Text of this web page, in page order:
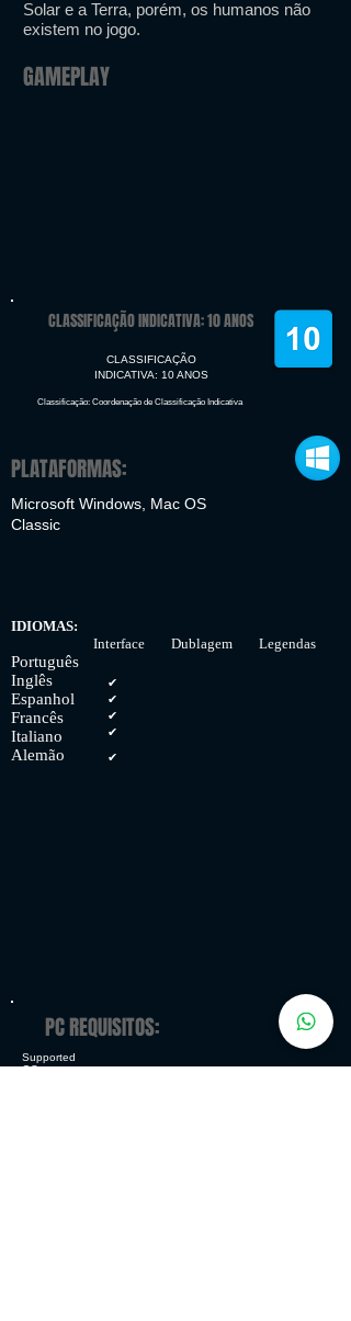
Solar e a Terra, porém, os humanos não
existem no jogo.
GAMEPLAY
CLASSIFICAÇÃO INDICATIVA: 10 ANOS
CLASSIFICAÇÃO
INDICATIVA: 10 ANOS
Classificação: Coordenação de Classificação Indicativa
PLATAFORMAS:
Microsoft Windows, Mac OS
Classic
IDIOMAS:
Interface Dublagem Legendas
Português
Inglês
Espanhol
Francês
Italiano
Alemão
✔
✔
✔
✔
✔
PC REQUISITOS:
Supported
OS: